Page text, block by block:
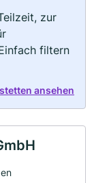
zur
filtern
ansehen